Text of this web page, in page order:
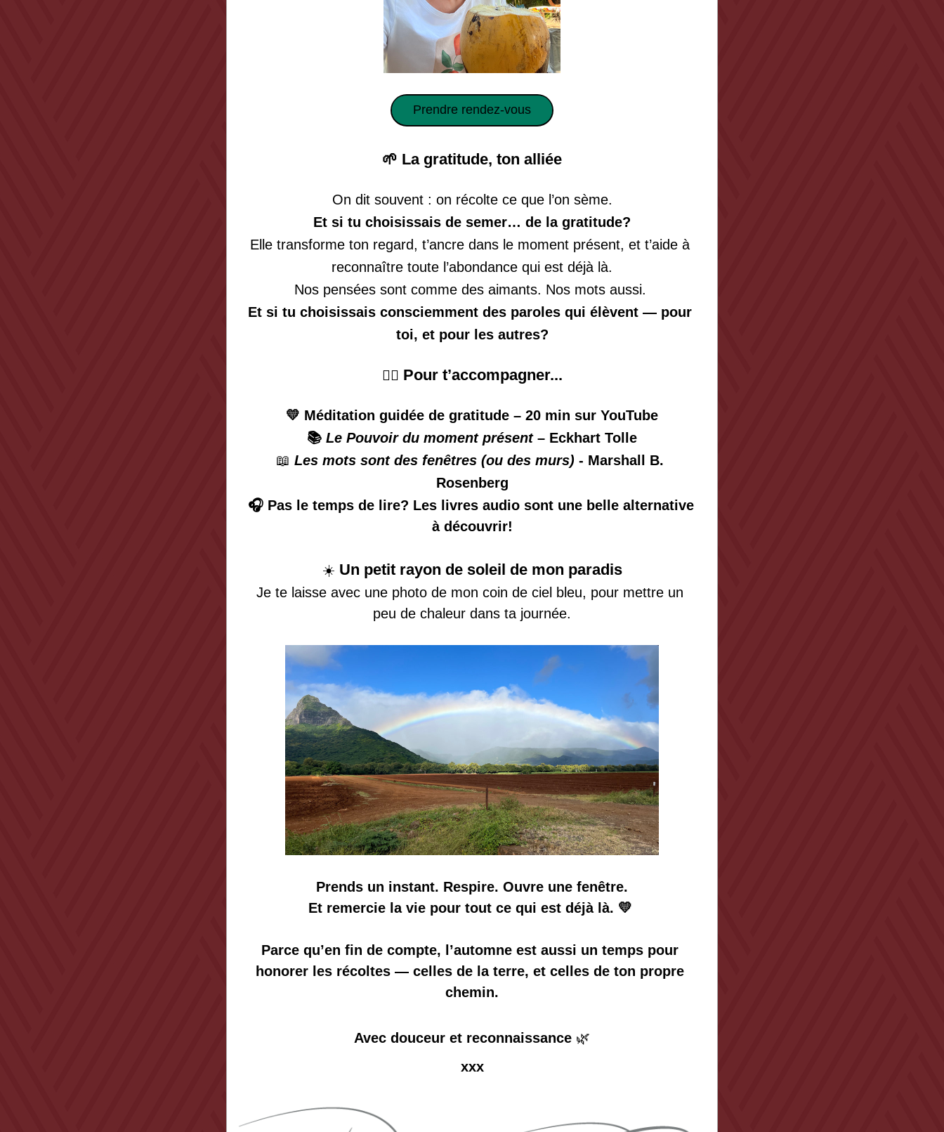
Prendre rendez-vous
🌱 La gratitude, ton alliée
On dit souvent : on récolte ce que l’on sème.
Et si tu choisissais de semer… de la gratitude?
Elle transforme ton regard, t’ancre dans le moment présent, et t’aide à
reconnaître toute l’abondance qui est déjà là.
Nos pensées sont comme des aimants. Nos mots aussi.
Et si tu choisissais consciemment des paroles qui élèvent — pour
toi, et pour les autres?
🧘‍♀️ Pour t’accompagner...
💛 Méditation guidée de gratitude – 20 min sur YouTube
📚 Le Pouvoir du moment présent – Eckhart Tolle
📖 Les mots sont des fenêtres (ou des murs) - Marshall B.
Rosenberg
🎧 Pas le temps de lire? Les livres audio sont une belle alternative
à découvrir!
☀️ Un petit rayon de soleil de mon paradis
Je te laisse avec une photo de mon coin de ciel bleu, pour mettre un
peu de chaleur dans ta journée.
Prends un instant. Respire. Ouvre une fenêtre.
Et remercie la vie pour tout ce qui est déjà là. 💛
Parce qu’en fin de compte, l’automne est aussi un temps pour
honorer les récoltes — celles de la terre, et celles de ton propre
chemin.
Avec douceur et reconnaissance 🌿
xxx